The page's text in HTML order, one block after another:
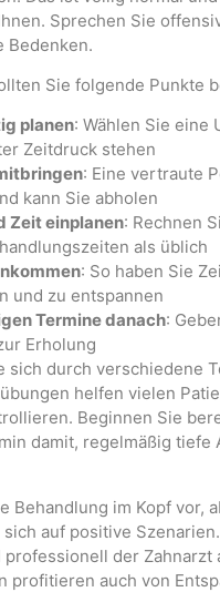
Sprechen Sie
Bedenken.
Sie folgende Punkte
planen: Wählen Sie eine
Zeitdruck stehen
: Eine vertraute
kann Sie abholen
Zeit einplanen: Rechnen
als üblich
: So haben Sie
und zu entspannen
Termine danach:
Erholung
sich durch verschiedene
helfen vielen
Beginnen Sie
damit, regelmäßig tiefe
Behandlung im Kopf vor,
auf positive
der Zahnarzt
profitieren auch von